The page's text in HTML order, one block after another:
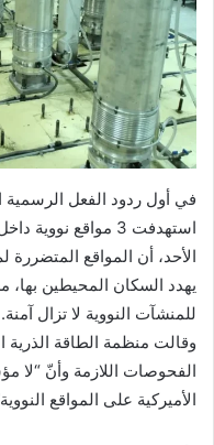
في أول ردود الفعل الرسمية
استهدفت 3 مواقع
الأحد، أن المواقع
يهدد السكان المحيطين بها،
للمنشآت النووية لا تزال آمنة.
وقالت منظمة الطاقة الذرية
الفحوصات اللازمة وأنّ “لا
الأميركية على المواقع